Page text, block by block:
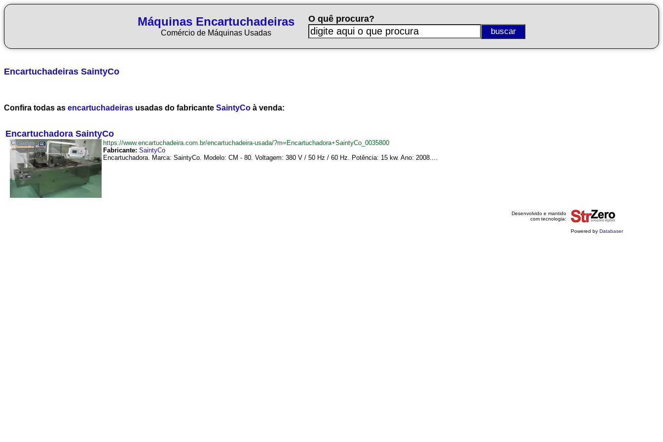
Máquinas Encartuchadeiras
Comércio de Máquinas Usadas
O quê procura?
Encartuchadeiras SaintyCo
Confira todas as encartuchadeiras usadas do fabricante SaintyCo à venda:
Encartuchadora SaintyCo
https://www.encartuchadeira.com.br/encartuchadeira-usada/?m=Encartuchadora+SaintyCo_0035800
Fabricante: SaintyCo
Encartuchadora. Marca: SaintyCo. Modelo: CM - 80. Voltagem: 380 V / 50 Hz / 60 Hz. Potência: 15 kw. Ano: 2008....
Desenvolvido e mantido
com tecnologia:
Powered by Databaser